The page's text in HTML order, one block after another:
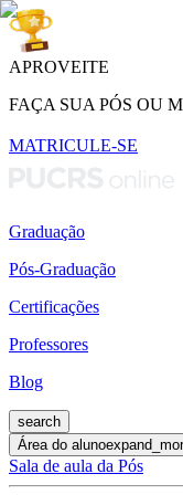
APROVEITE
FAÇA SUA PÓS OU
MATRICULE-SE
Graduação
Pós-Graduação
Certificações
Professores
Blog
search
Área do aluno
Sala de aula da Pós